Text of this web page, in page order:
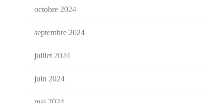
octobre 2024
septembre 2024
juillet 2024
juin 2024